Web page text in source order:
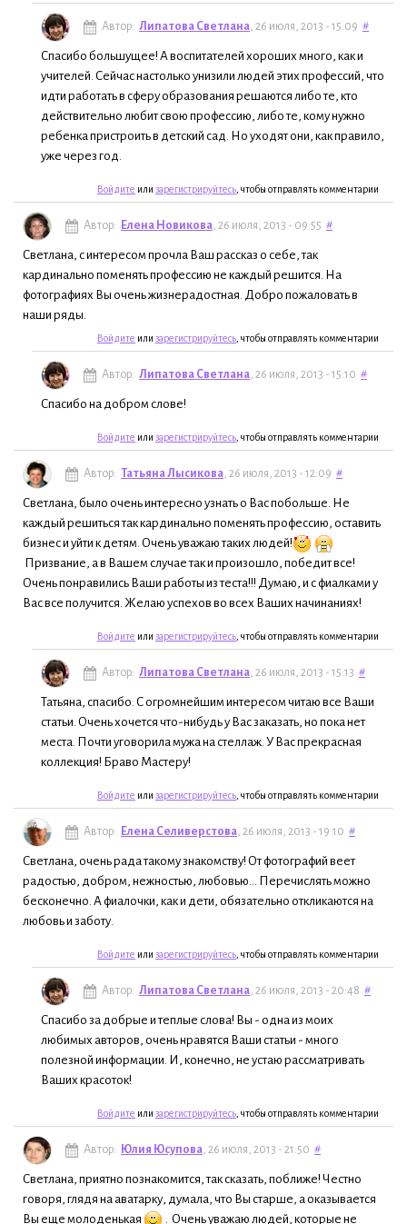
Автор: Липатова Светлана, 26 июля, 2013 - 15:09 #
Спасибо большущее! А воспитателей хороших много, как и
учителей. Сейчас настолько унизили людей этих профессий, что
идти работать в сферу образования решаются либо те, кто
действительно любит свою профессию, либо те, кому нужно
ребенка пристроить в детский сад. Но уходят они, как правило,
уже через год.
Войдите или зарегистрируйтесь , чтобы отправлять комментарии
Автор: Елена Новикова, 26 июля, 2013 - 09:55 #
Светлана, с интересом прочла Ваш рассказ о себе, так
кардинально поменять профессию не каждый решится. На
фотографиях Вы очень жизнерадостная. Добро пожаловать в
наши ряды.
Войдите или зарегистрируйтесь , чтобы отправлять комментарии
Автор: Липатова Светлана, 26 июля, 2013 - 15:10 #
Спасибо на добром слове!
Войдите или зарегистрируйтесь , чтобы отправлять комментарии
Автор: Татьяна Лысикова, 26 июля, 2013 - 12:09 #
Светлана, было очень интересно узнать о Вас побольше. Не
каждый решиться так кардинально поменять профессию, оставить
бизнес и уйти к детям. Очень уважаю таких людей!
Призвание, а в Вашем случае так и произошло, победит все!
Очень понравились Ваши работы из теста!!! Думаю, и с фиалками у
Вас все получится. Желаю успехов во всех Ваших начинаниях!
Войдите или зарегистрируйтесь , чтобы отправлять комментарии
Автор: Липатова Светлана, 26 июля, 2013 - 15:13 #
Татьяна, спасибо. С огромнейшим интересом читаю все Ваши
статьи. Очень хочется что-нибудь у Вас заказать, но пока нет
места. Почти уговорила мужа на стеллаж. У Вас прекрасная
коллекция! Браво Мастеру!
Войдите или зарегистрируйтесь , чтобы отправлять комментарии
Автор: Елена Селиверстова, 26 июля, 2013 - 19:10 #
Светлана, очень рада такому знакомству! От фотографий веет
радостью, добром, нежностью, любовью... Перечислять можно
бесконечно. А фиалочки, как и дети, обязательно откликаются на
любовь и заботу.
Войдите или зарегистрируйтесь , чтобы отправлять комментарии
Автор: Липатова Светлана, 26 июля, 2013 - 20:48 #
Спасибо за добрые и теплые слова! Вы - одна из моих
любимых авторов, очень нравятся Ваши статьи - много
полезной информации. И, конечно, не устаю рассматривать
Ваших красоток!
Войдите или зарегистрируйтесь , чтобы отправлять комментарии
Автор: Юлия Юсупова, 26 июля, 2013 - 21:50 #
Светлана, приятно познакомится, так сказать, поближе! Честно
говоря, глядя на аватарку, думала, что Вы старше, а оказывается
Вы еще молоденькая
. Очень уважаю людей, которые не